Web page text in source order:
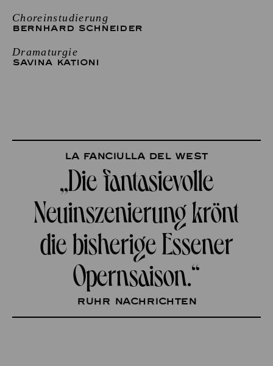
Choreinstudierung
BERNHARD SCHNEIDER
Dramaturgie
SAVINA KATIONI
La fanciulla del West
„Die fantasievolle
Neuinszenierung krönt
die bisherige Essener
Opernsaison.“
Ruhr Nachrichten